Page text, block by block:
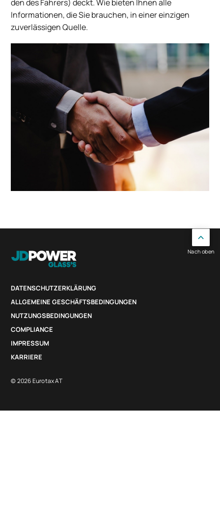
den des Fahrers) deckt. Wie bieten Ihnen alle
Informationen, die Sie brauchen, in einer einzigen
zuverlässigen Quelle.
DATENSCHUTZERKLÄRUNG
ALLGEMEINE GESCHÄFTSBEDINGUNGEN
NUTZUNGSBEDINGUNGEN
COMPLIANCE
IMPRESSUM
KARRIERE
© 2026 Eurotax AT
Nach oben